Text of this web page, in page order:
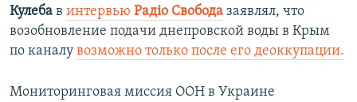
Кулеба в интервью Радіо Свобода заявлял, что
возобновление подачи днепровской воды в Крым
по каналу возможно только после его деоккупации.
Мониторинговая миссия ООН в Украине